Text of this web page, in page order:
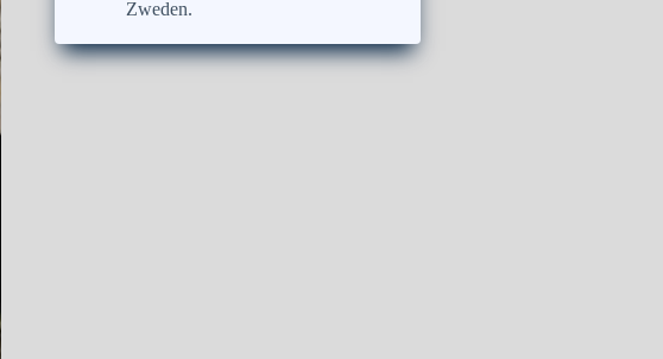
Zweden.